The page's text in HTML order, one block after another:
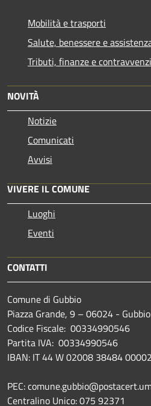
Mobilità e trasporti
Salute, benessere e
Tributi, finanze e
NOVITÀ
Notizie
Comunicati
Avvisi
VIVERE IL COMUNE
Luoghi
Eventi
CONTATTI
Comune di Gubbio
Piazza Grande, 9 – 06024 - Gubbio
Codice Fiscale: 00334990546
Partita IVA: 00334990546
IBAN: IT 44 W 02008 38484
PEC:
Centralino Unico: 075 92371